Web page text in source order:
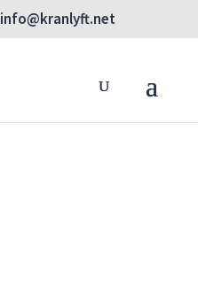
info@kranlyft.net